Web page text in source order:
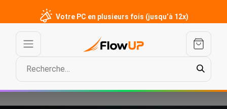
Votre PC en plusieurs fois (jusqu’à 12x)